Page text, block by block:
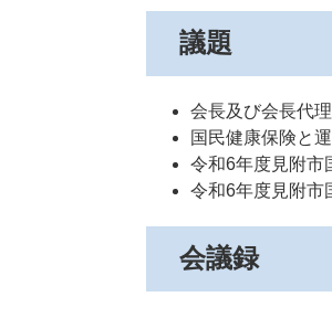
議題
会長及び会長代
国民健康保険と
令和6年度見附市
令和6年度見附
会議録